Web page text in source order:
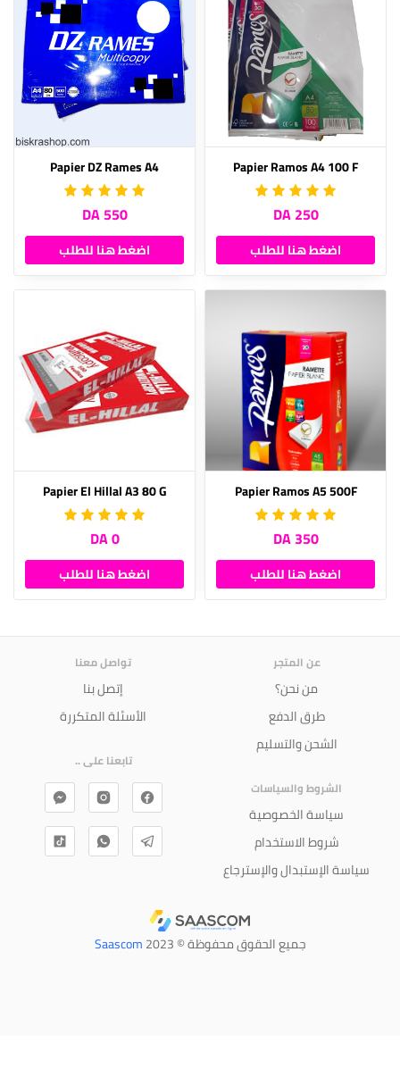
Papier Ramos A4 100 F
250 DA
اضغط هنا للطلب
Papier DZ Rames A4
550 DA
اضغط هنا للطلب
Papier Ramos A5 500F
350 DA
اضغط هنا للطلب
Papier El Hillal A3 80 G
0 DA
اضغط هنا للطلب
عن المتجر
من نحن؟
طرق الدفع
الشحن والتسليم
الشروط والسياسات
سياسة الخصوصية
شروط الاستخدام
سياسة الإستبدال والإسترجاع
تواصل معنا
إتصل بنا
الأسئلة المتكررة
تابعنا على ..
جميع الحقوق محفوظة © 2023 Saascom